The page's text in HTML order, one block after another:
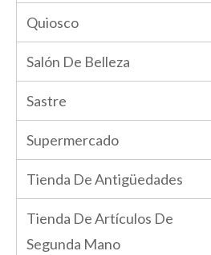
Quiosco
Salón De Belleza
Sastre
Supermercado
Tienda De Antigüedades
Tienda De Artículos De
Segunda Mano